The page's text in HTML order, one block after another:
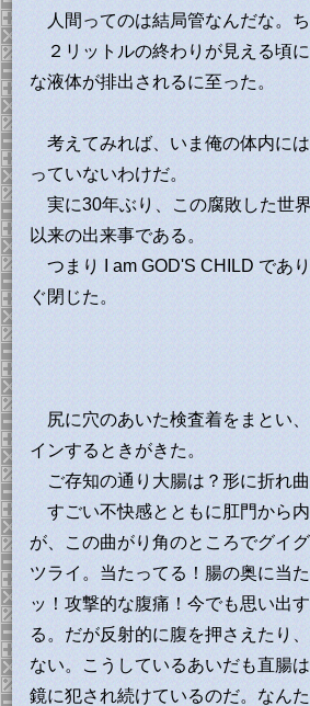
人間ってのは結局管なんだな。ち
２リットルの終わりが見える頃
な液体が排出されるに至った。
考えてみれば、いま俺の体内に
っていないわけだ。
実に30年ぶり、この腐敗した世
以来の出来事である。
つまり I am GOD'S CHILD であ
ぐ閉じた。
尻に穴のあいた検査着をまとい
インするときがきた。
ご存知の通り大腸は？形に折れ曲
すごい不快感とともに肛門から
が、この曲がり角のところでグイ
ツライ。当たってる！腸の奥に当
ッ！攻撃的な腹痛！今でも思い出
る。だが反射的に腹を押さえたり
ない。こうしているあいだも直腸
鏡に犯され続けているのだ。なん